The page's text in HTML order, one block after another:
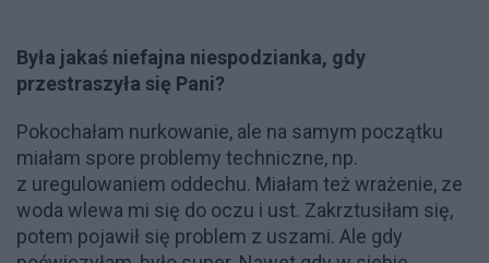
Była jakaś niefajna niespodzianka, gdy
przestraszyła się Pani?
Pokochałam nurkowanie, ale na samym początku
miałam spore problemy techniczne, np.
z uregulowaniem oddechu. Miałam też wrażenie, ze
woda wlewa mi się do oczu i ust. Zakrztusiłam się,
potem pojawił się problem z uszami. Ale gdy